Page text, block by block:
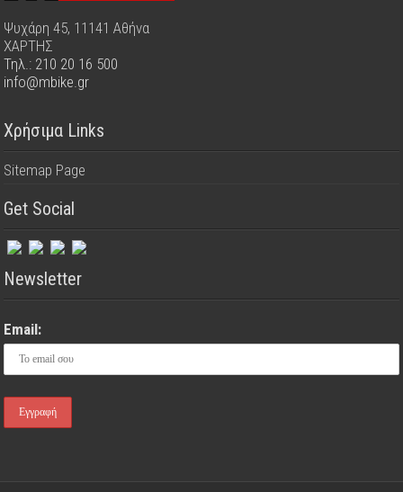
Ψυχάρη 45, 11141 Αθήνα
ΧΑΡΤΗΣ
Τηλ.: 210 20 16 500
info@mbike.gr
Χρήσιμα Links
Sitemap Page
Get Social
Newsletter
Email: